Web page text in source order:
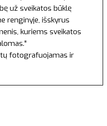
už sveikatos būklę
renginyje, išskyrus
kuriems sveikatos
fotografuojamas ir